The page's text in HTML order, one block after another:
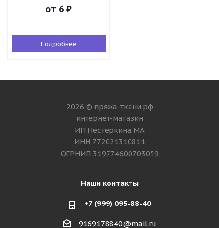
от 6 ₽
Подробнее
2026 © пряжа-ткани.рф
интернет-магазин
ИП Нестёркина МА
ИНН 772021310811
ОГРНИП 319774600703059
Наши контакты
+7 (999) 095-88-40
9169178840@mail.ru